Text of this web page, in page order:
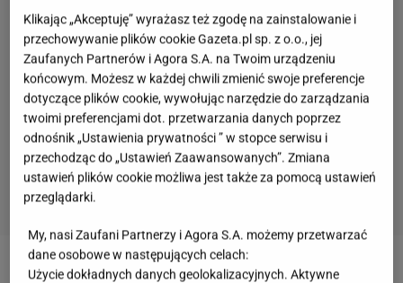
Quiz. Te aktorki znane są na całym świecie.
Kojarzysz ich nazwiska?
Klikając „Akceptuję” wyrażasz też zgodę na zainstalowanie i
przechowywanie plików cookie Gazeta.pl sp. z o.o., jej
Zaufanych Partnerów i Agora S.A. na Twoim urządzeniu
końcowym. Możesz w każdej chwili zmienić swoje preferencje
dotyczące plików cookie, wywołując narzędzie do zarządzania
twoimi preferencjami dot. przetwarzania danych poprzez
odnośnik „Ustawienia prywatności ” w stopce serwisu i
przechodząc do „Ustawień Zaawansowanych”. Zmiana
ustawień plików cookie możliwa jest także za pomocą ustawień
przeglądarki.
My, nasi Zaufani Partnerzy i Agora S.A. możemy przetwarzać
dane osobowe w następujących celach:
Użycie dokładnych danych geolokalizacyjnych. Aktywne